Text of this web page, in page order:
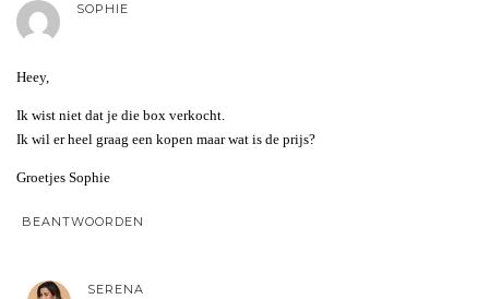
SOPHIE
Heey,
Ik wist niet dat je die box verkocht.
Ik wil er heel graag een kopen maar wat is de prijs?
Groetjes Sophie
BEANTWOORDEN
SERENA